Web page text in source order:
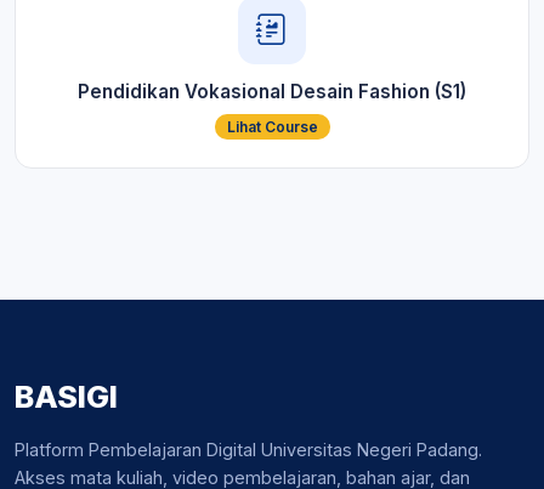
Pendidikan Vokasional Desain Fashion (S1)
Lihat Course
BASIGI
Platform Pembelajaran Digital Universitas Negeri Padang.
Akses mata kuliah, video pembelajaran, bahan ajar, dan